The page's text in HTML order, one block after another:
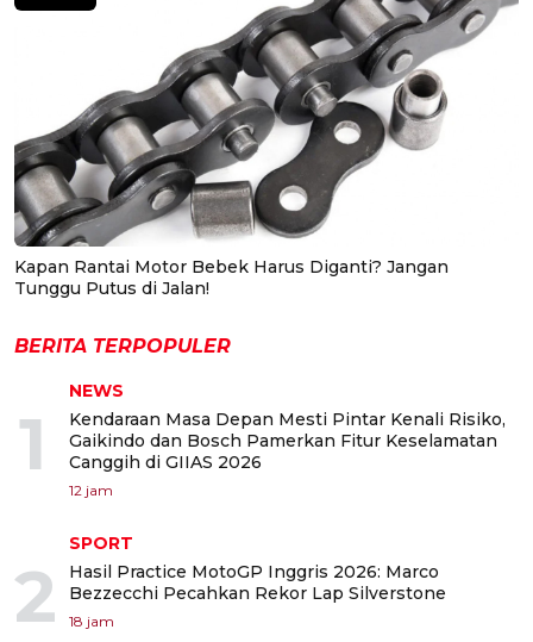
Kapan Rantai Motor Bebek Harus Diganti? Jangan
Tunggu Putus di Jalan!
BERITA TERPOPULER
1
NEWS
Kendaraan Masa Depan Mesti Pintar Kenali Risiko,
Gaikindo dan Bosch Pamerkan Fitur Keselamatan
Canggih di GIIAS 2026
12 jam
2
SPORT
Hasil Practice MotoGP Inggris 2026: Marco
Bezzecchi Pecahkan Rekor Lap Silverstone
18 jam